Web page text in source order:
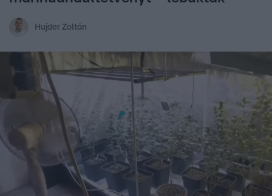
Hujder Zoltán